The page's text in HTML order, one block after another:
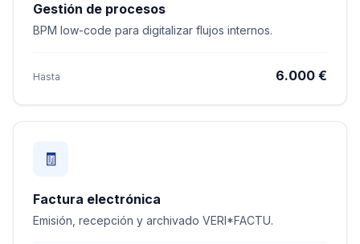
Gestión de procesos
BPM low-code para digitalizar flujos internos.
Hasta 6.000 €
🧾
Factura electrónica
Emisión, recepción y archivado VERI*FACTU.